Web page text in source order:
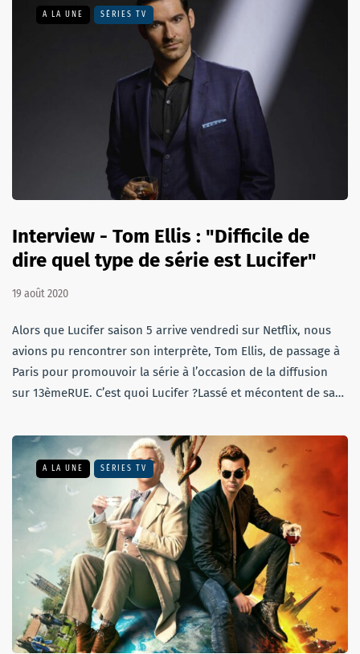
A LA UNE SÉRIES TV
Interview - Tom Ellis : "Difficile de
dire quel type de série est Lucifer"
19 août 2020
Alors que Lucifer saison 5 arrive vendredi sur Netflix, nous
avions pu rencontrer son interprète, Tom Ellis, de passage à
Paris pour promouvoir la série à l’occasion de la diffusion
sur 13èmeRUE. C’est quoi Lucifer ?Lassé et mécontent de sa…
A LA UNE SÉRIES TV